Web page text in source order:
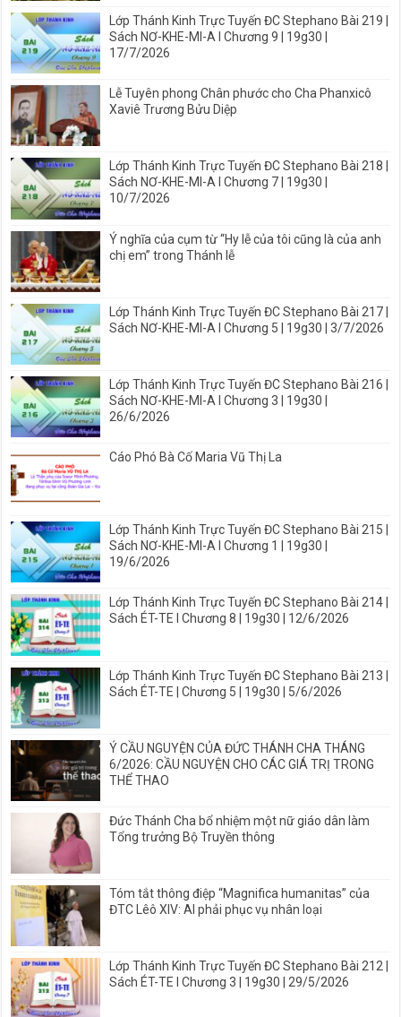
Lớp Thánh Kinh Trực Tuyến ĐC Stephano Bài 219 |
Sách NƠ-KHE-MI-A I Chương 9 | 19g30 |
17/7/2026
Lễ Tuyên phong Chân phước cho Cha Phanxicô
Xaviê Trương Bửu Diệp
Lớp Thánh Kinh Trực Tuyến ĐC Stephano Bài 218 |
Sách NƠ-KHE-MI-A I Chương 7 | 19g30 |
10/7/2026
Ý nghĩa của cụm từ “Hy lễ của tôi cũng là của anh
chị em” trong Thánh lễ
Lớp Thánh Kinh Trực Tuyến ĐC Stephano Bài 217 |
Sách NƠ-KHE-MI-A I Chương 5 | 19g30 | 3/7/2026
Lớp Thánh Kinh Trực Tuyến ĐC Stephano Bài 216 |
Sách NƠ-KHE-MI-A I Chương 3 | 19g30 |
26/6/2026
Cáo Phó Bà Cố Maria Vũ Thị La
Lớp Thánh Kinh Trực Tuyến ĐC Stephano Bài 215 |
Sách NƠ-KHE-MI-A I Chương 1 | 19g30 |
19/6/2026
Lớp Thánh Kinh Trực Tuyến ĐC Stephano Bài 214 |
Sách ÉT-TE I Chương 8 | 19g30 | 12/6/2026
Lớp Thánh Kinh Trực Tuyến ĐC Stephano Bài 213 |
Sách ÉT-TE | Chương 5 | 19g30 | 5/6/2026
Ý CẦU NGUYỆN CỦA ĐỨC THÁNH CHA THÁNG
6/2026: CẦU NGUYỆN CHO CÁC GIÁ TRỊ TRONG
THỂ THAO
Đức Thánh Cha bổ nhiệm một nữ giáo dân làm
Tổng trưởng Bộ Truyền thông
Tóm tắt thông điệp “Magnifica humanitas” của
ĐTC Lêô XIV: AI phải phục vụ nhân loại
Lớp Thánh Kinh Trực Tuyến ĐC Stephano Bài 212 |
Sách ÉT-TE I Chương 3 | 19g30 | 29/5/2026